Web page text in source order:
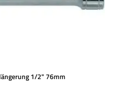
1/2" 76mm